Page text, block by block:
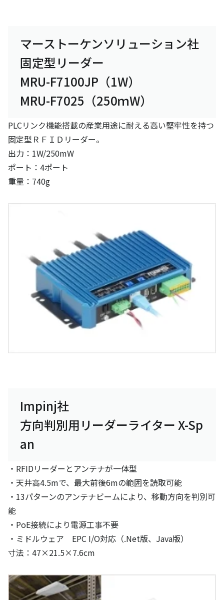
マーストーケンソリューション社
固定型リーダー
MRU-F7100JP（1W）
MRU-F7025（250ｍW）
PLCリンク機能搭載の産業用途に耐える高い堅牢性を持つ
固定型ＲＦＩＤリーダー。
出力：1W/250mW
ポート：4ポート
重量：740g
Impinj社
方向判別用リーダーライター X-Sp
an
・RFIDリーダーとアンテナが一体型
・天井高4.5mで、最大前後6mの範囲を読取可能
・13パターンのアンテナビームにより、移動方向を判別可
能
・PoE接続により電源工事不要
・ミドルウェア EPC I/O対応（.Net版、Java版）
寸法：47×21.5×7.6cm